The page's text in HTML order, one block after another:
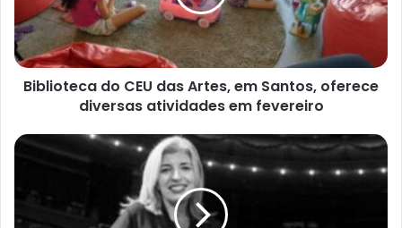
em
Santos,
oferece
diversas
atividades
Biblioteca do CEU das Artes, em Santos, oferece
diversas atividades em fevereiro
Abertas
inscrições
oficina
de